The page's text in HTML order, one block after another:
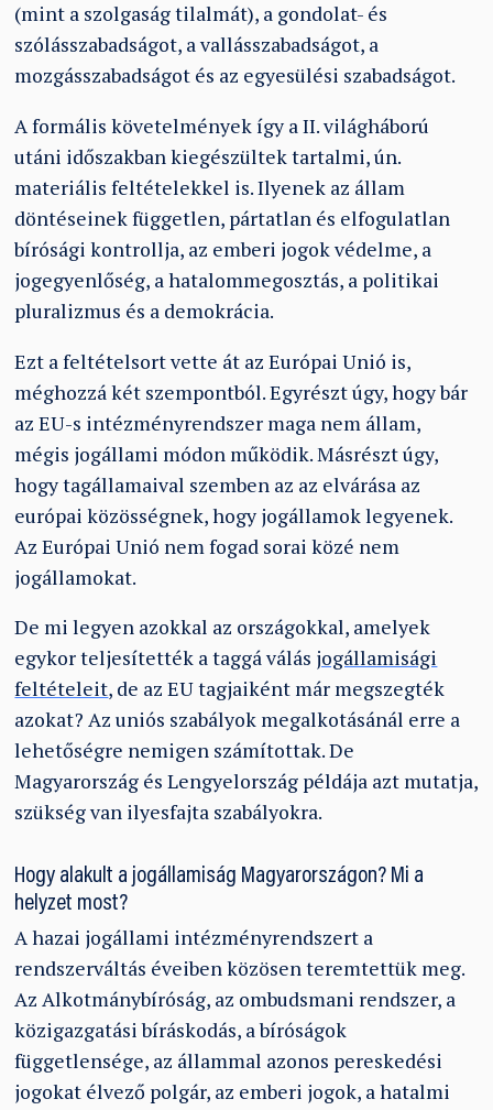
(mint a szolgaság tilalmát), a gondolat- és
szólásszabadságot, avallásszabadságot, a
mozgásszabadságot és az egyesülési szabadságot.
A formális követelmények így a II. világháború
utáni időszakban kiegészültek tartalmi, ún.
materiális feltételekkel is. Ilyenek az állam
döntéseinek független, pártatlan és elfogulatlan
bírósági kontrollja, az emberi jogok védelme, a
jogegyenlőség, a hatalommegosztás, a politikai
pluralizmus és a demokrácia.
Ezt a feltételsort vette át az Európai Unió is,
méghozzá két szempontból. Egyrészt úgy, hogy bár
az EU-s intézményrendszer maga nem állam,
mégis jogállami módon működik. Másrészt úgy,
hogy tagállamaival szemben az az elvárása az
európai közösségnek, hogy jogállamok legyenek.
Az Európai Unió nem fogad sorai közé nem
jogállamokat.
De mi legyen azokkal az országokkal, amelyek
egykor teljesítették a taggá válás jogállamisági
feltételeit, de az EU tagjaiként már megszegték
azokat? Az uniós szabályok megalkotásánál erre a
lehetőségre nemigen számítottak. De
Magyarország és Lengyelország példája azt mutatja,
szükség van ilyesfajta szabályokra.
Hogy alakult a jogállamiság Magyarországon? Mi a
helyzet most?
A hazai jogállami intézményrendszert a
rendszerváltás éveiben közösen teremtettük meg.
Az Alkotmánybíróság, az ombudsmani rendszer, a
közigazgatási bíráskodás, a bíróságok
függetlensége, az állammal azonos pereskedési
jogokat élvező polgár, az emberi jogok, a hatalmi